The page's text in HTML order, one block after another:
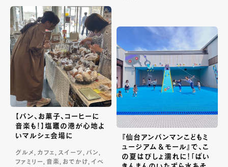
【パン、お菓子、コーヒーに
音楽も！】塩竈の港が心地よ
いマルシェ会場に
グルメ, カフェ, スイーツ, パン,
ファミリー, 音楽, おでかけ, イベ
『仙台アンパンマンこどもミ
ュージアム＆モール』で、こ
の夏はびしょ濡れに！「ばい